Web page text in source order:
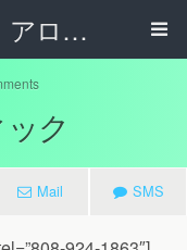
ハワイ情報サイト｜アロハタウンネット
ク
Mail SMS